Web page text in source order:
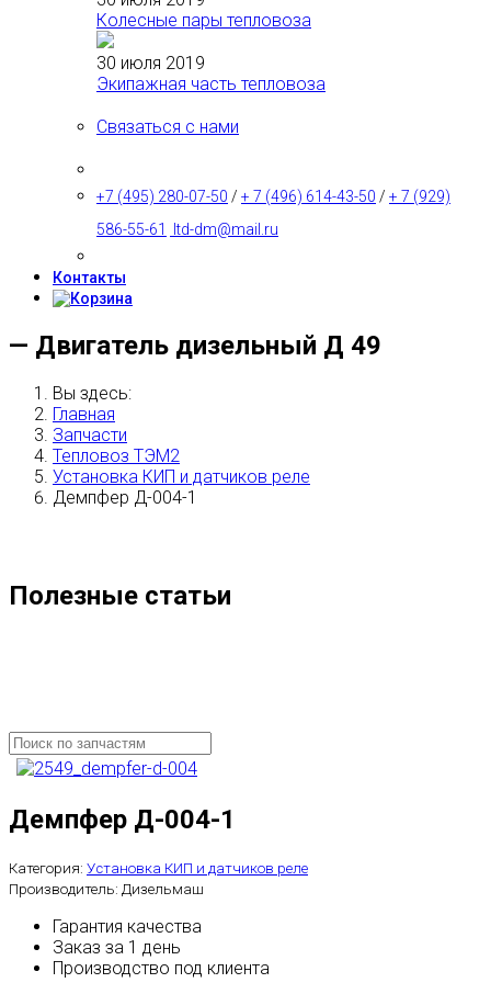
Колесные пары тепловоза
30 июля 2019
Экипажная часть тепловоза
Связаться с нами
+7 (495) 280-07-50 / + 7 (496) 614-43-50 / + 7 (929)
586-55-61
ltd-dm@mail.ru
Контакты
— Двигатель дизельный Д 49
Вы здесь:
Главная
Запчасти
Тепловоз ТЭМ2
Установка КИП и датчиков реле
Демпфер Д-004-1
Полезные статьи
Демпфер Д-004-1
Категория: Установка КИП и датчиков реле
Производитель: Дизельмаш
Гарантия качества
Заказ за 1 день
Производство под клиента